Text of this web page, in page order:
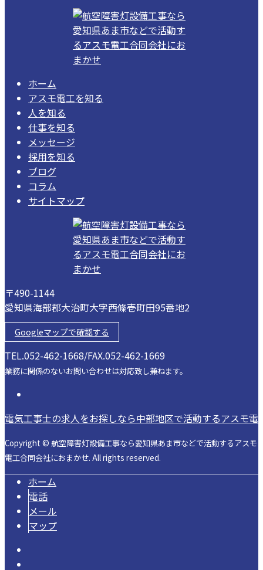
ホーム
アスモ電工を知る
人を知る
仕事を知る
メッセージ
採用を知る
ブログ
コラム
サイトマップ
〒490-1144
愛知県海部郡大治町大字西條壱町田95番地2
Googleマップで確認する
TEL.052-462-1668/FAX.052-462-1669
業務に関係のないお問い合わせは対応致し兼ねます。
電気工事士の求人をお探しなら中部地区で活動するアスモ
Copyright © 航空障害灯設備工事なら愛知県あま市などで活動するアスモ
電工合同会社におまかせ. All rights reserved.
ホーム
電話
メール
マップ